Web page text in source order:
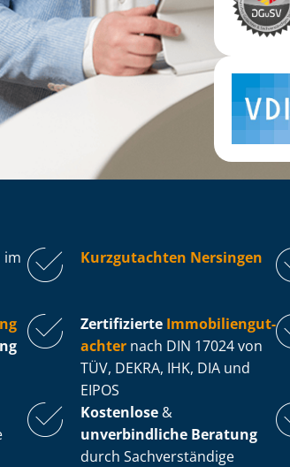
im
Kurzgutachten Nersingen
Zertifizierte Im­mo­bi­li­en­gut­
ach­ter nach DIN 17024 von
TÜV, DEKRA, IHK, DIA und
EIPOS
Kostenlose &
unverbindliche Beratung
durch Sachverständige